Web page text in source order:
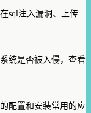
sql注入漏洞、上传
统是否被入侵，查看
配置和安装常用的应